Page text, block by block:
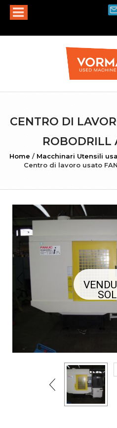
CENTRO DI
ROBODRILL
Home / Macchinari Utensili
Centro di lavoro usato